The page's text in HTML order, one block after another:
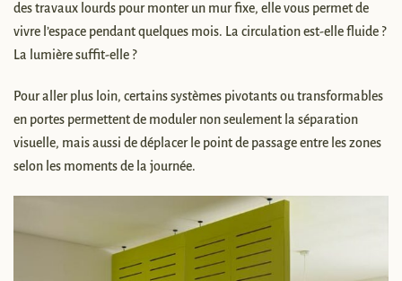
des travaux lourds pour monter un mur fixe, elle vous permet de
vivre l’espace pendant quelques mois. La circulation est-elle fluide ?
La lumière suffit-elle ?
Pour aller plus loin, certains systèmes pivotants ou transformables
en portes permettent de moduler non seulement la séparation
visuelle, mais aussi de déplacer le point de passage entre les zones
selon les moments de la journée.